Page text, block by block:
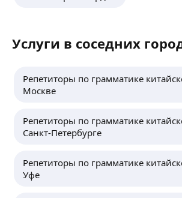
Услуги в соседних
Репетиторы по грамматике
Москве
Репетиторы по грамматике
Санкт-Петербурге
Репетиторы по грамматике
Уфе